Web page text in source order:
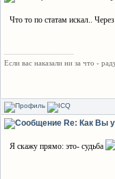
Что то по статам искал..
Если вас наказали ни за что -
Re: Как Вы
Я скажу прямо: это- судьба